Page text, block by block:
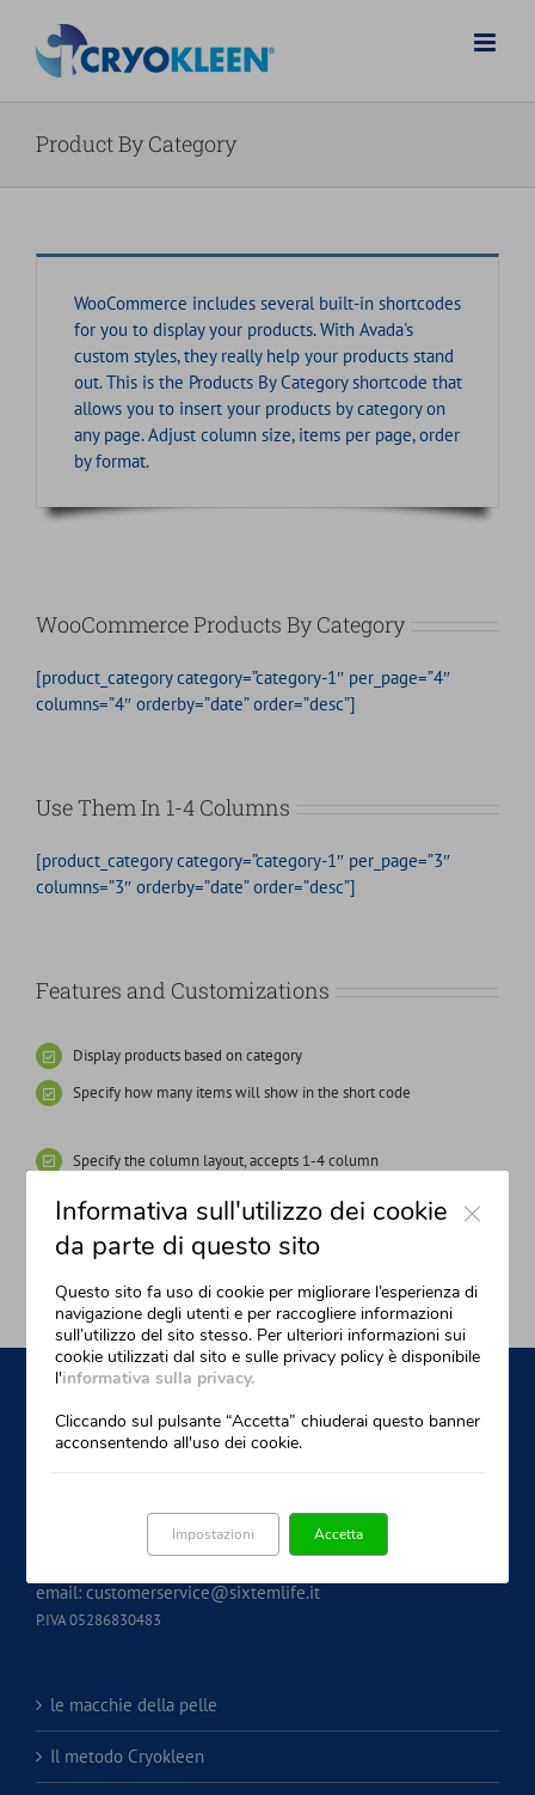
contenuto
Product By Category
WooCommerce includes several built-in shortcodes
for you to display your products. With Avada's
custom styles, they really help your products stand
out. This is the Products By Category shortcode that
allows you to insert your products by category on
any page. Adjust column size, items per page, order
by format.
WooCommerce Products By Category
[product_category category=”category-1″ per_page=”4″
columns=”4″ orderby=”date” order=”desc”]
Use Them In 1-4 Columns
[product_category category=”category-1″ per_page=”3″
columns=”3″ orderby=”date” order=”desc”]
Features and Customizations
Display products based on category
Specify how many items will show in the short code
Specify the column layout, accepts 1-4 column
Change the order by format and type
Via Tourcoing 23 - 59100 Prato - Italy
Tel. (+39) 0574-572547
email: customerservice@sixtemlife.it
P.IVA 05286830483
le macchie della pelle
Il metodo Cryokleen
Informativa sull'utilizzo dei cookie
da parte di questo sito
Questo sito fa uso di cookie per migliorare l’esperienza di
navigazione degli utenti e per raccogliere informazioni
sull’utilizzo del sito stesso. Per ulteriori informazioni sui
cookie utilizzati dal sito e sulle privacy policy è disponibile
l'informativa sulla privacy.
Cliccando sul pulsante “Accetta” chiuderai questo banner
acconsentendo all'uso dei cookie.
Accetta
Impostazioni